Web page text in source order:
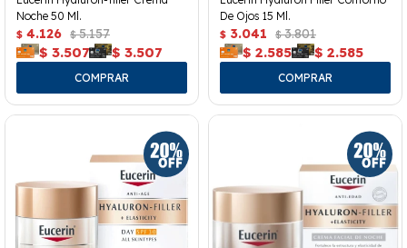
Noche 50 Ml.
$ 4.126 $ 5.157
$ 3.507 $ 3.507
De Ojos 15 Ml.
$ 3.041 $ 3.801
$ 2.585 $ 2.585